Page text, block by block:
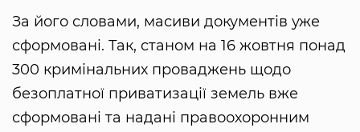
За його словами, масиви документів уже
сформовані. Так, станом на 16 жовтня понад
300 кримінальних проваджень щодо
безоплатної приватизації земель вже
сформовані та надані правоохоронним